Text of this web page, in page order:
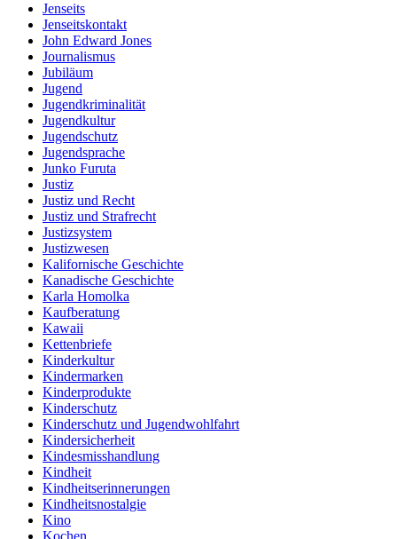
Jenseits
Jenseitskontakt
John Edward Jones
Journalismus
Jubiläum
Jugend
Jugendkriminalität
Jugendkultur
Jugendschutz
Jugendsprache
Junko Furuta
Justiz
Justiz und Recht
Justiz und Strafrecht
Justizsystem
Justizwesen
Kalifornische Geschichte
Kanadische Geschichte
Karla Homolka
Kaufberatung
Kawaii
Kettenbriefe
Kinderkultur
Kindermarken
Kinderprodukte
Kinderschutz
Kinderschutz und Jugendwohlfahrt
Kindersicherheit
Kindesmisshandlung
Kindheit
Kindheitserinnerungen
Kindheitsnostalgie
Kino